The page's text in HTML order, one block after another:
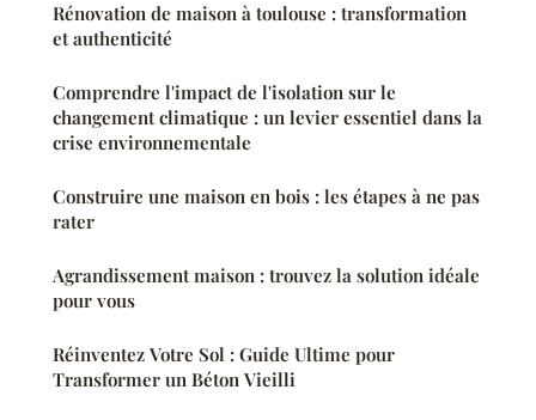
Rénovation de maison à toulouse : transformation
et authenticité
Comprendre l'impact de l'isolation sur le
changement climatique : un levier essentiel dans la
crise environnementale
Construire une maison en bois : les étapes à ne pas
rater
Agrandissement maison : trouvez la solution idéale
pour vous
Réinventez Votre Sol : Guide Ultime pour
Transformer un Béton Vieilli